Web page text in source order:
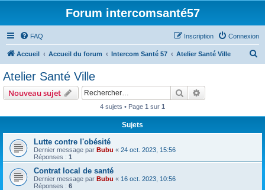
Forum intercomsanté57
FAQ Connexion
Inscription
Accueil Accueil du forum Intercom Santé 57 Atelier Santé Ville
Atelier Santé Ville
Nouveau sujet Rechercher
4 sujets • Page 1 sur 1
Sujets
Lutte contre l'obésité
Dernier message par Bubu « 24 oct. 2023, 15:56
Réponses : 1
Contrat local de santé
Dernier message par Bubu « 16 oct. 2023, 10:56
Réponses : 6